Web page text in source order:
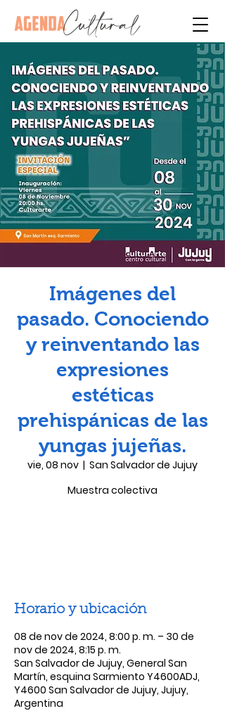
Imágenes del
pasado. Conociendo
y reinventando las
expresiones
estéticas
prehispánicas de las
yungas jujeñas.
vie, 08 nov
  |
San Salvador de Jujuy
Muestra colectiva
Horario y ubicación
08 de nov de 2024, 8:00 p. m. – 30 de
nov de 2024, 8:15 p. m.
San Salvador de Jujuy, General San
Martín, esquina Sarmiento Y4600ADJ,
Y4600 San Salvador de Jujuy, Jujuy,
Argentina